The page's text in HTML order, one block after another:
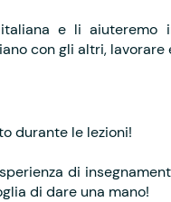
e li aiuteremo
con gli altri, lavorare
durante le lezioni!
di
di dare una mano!